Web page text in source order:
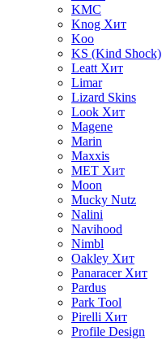
KMC
Knog Хит
Koo
KS (Kind Shock)
Leatt Хит
Limar
Lizard Skins
Look Хит
Magene
Marin
Maxxis
MET Хит
Moon
Mucky Nutz
Nalini
Navihood
Nimbl
Oakley Хит
Panaracer Хит
Pardus
Park Tool
Pirelli Хит
Profile Design